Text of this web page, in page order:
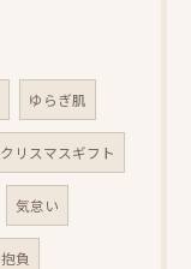
ゆらぎ肌
クリスマスギフト
気怠い
抱負